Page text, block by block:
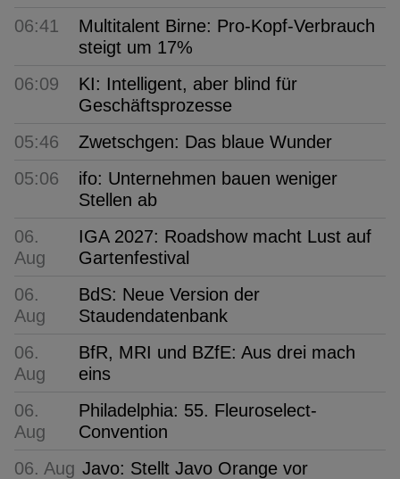
06:41
Multitalent Birne: Pro-Kopf-Verbrauch
steigt um 17%
06:09
KI: Intelligent, aber blind für
Geschäftsprozesse
05:46
Zwetschgen: Das blaue Wunder
05:06
ifo: Unternehmen bauen weniger
Stellen ab
06.
Aug
IGA 2027: Roadshow macht Lust auf
Gartenfestival
06.
Aug
BdS: Neue Version der
Staudendatenbank
06.
Aug
BfR, MRI und BZfE: Aus drei mach
eins
06.
Aug
Philadelphia: 55. Fleuroselect-
Convention
06. Aug Javo: Stellt Javo Orange vor